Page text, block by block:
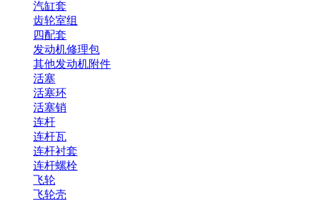
汽缸套
齿轮室组
四配套
发动机修理包
其他发动机附件
活塞
活塞环
活塞销
连杆
连杆瓦
连杆衬套
连杆螺栓
飞轮
飞轮壳